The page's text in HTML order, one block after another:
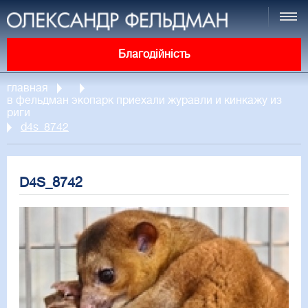
Благодійність
главная
в фельдман экопарк приехали журавли и кинкажу из
риги
d4s_8742
D4S_8742